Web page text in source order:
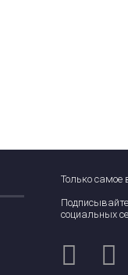
Только самое
социальных